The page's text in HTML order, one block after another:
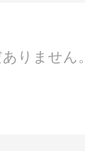
りません。